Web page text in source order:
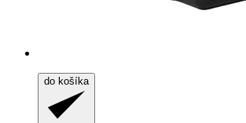
do košíka